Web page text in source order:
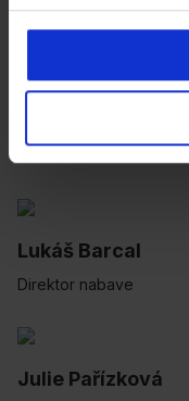
Generalni direktor
Lukáš Barcal
Direktor nabave
Julie Pařízková